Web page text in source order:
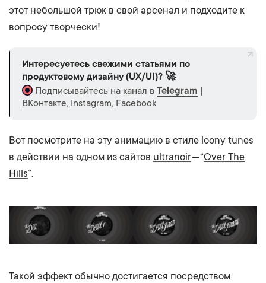
этот небольшой трюк в свой арсенал и подходите к
вопросу творчески!
Интересуетесь свежими статьями по
продуктовому дизайну (UX/UI)? 🚀
Подписывайтесь на канал в Telegram |
ВКонтакте, Instagram, Facebook
Вот посмотрите на эту анимацию в стиле loony tunes
в действии на одном из сайтов ultranoir— “Over The
Hills”.
Такой эффект обычно достигается посредством